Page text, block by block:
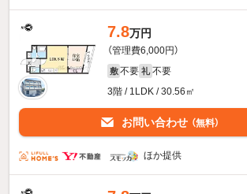
7.8万円
（管理費6,000円）
敷 不要 礼 不要
3階 / 1LDK / 30.56㎡
お問い合わせ （無料）
ほか提供